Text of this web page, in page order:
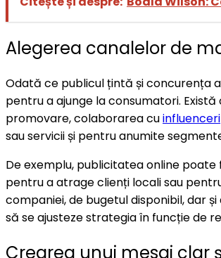
Alegerea canalelor de
Odată ce publicul țintă și concurența
pentru a ajunge la consumatori.
promovare, colaborarea cuinfluenceri
sau servicii și pentru anumite
De exemplu, publicitatea online
pentru a atrage clienți locali sau
companiei, de bugetul disponibil, dar
să se ajusteze strategia în funcție de
Crearea unui mesaj clar